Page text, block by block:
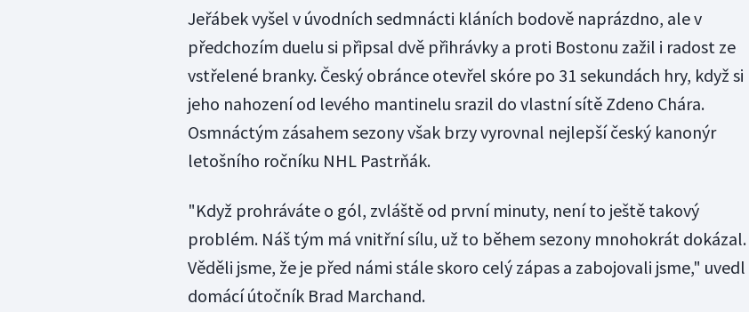
Jeřábek vyšel v úvodních sedmnácti kláních bodově naprázdno, ale v
předchozím duelu si připsal dvě přihrávky a proti Bostonu zažil i radost ze
vstřelené branky. Český obránce otevřel skóre po 31 sekundách hry, když si
jeho nahození od levého mantinelu srazil do vlastní sítě Zdeno Chára.
Osmnáctým zásahem sezony však brzy vyrovnal nejlepší český kanonýr
letošního ročníku NHL Pastrňák.
"Když prohráváte o gól, zvláště od první minuty, není to ještě takový
problém. Náš tým má vnitřní sílu, už to během sezony mnohokrát dokázal.
Věděli jsme, že je před námi stále skoro celý zápas a zabojovali jsme," uvedl
domácí útočník Brad Marchand.